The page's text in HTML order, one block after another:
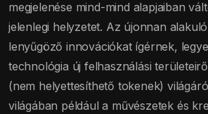
megjelenése mind-mind alapjaiban
jelenlegi helyzetet. Az újonnan
lenyűgöző innovációkat ígérnek,
technológia új felhasználási
(nem helyettesíthető tokenek)
világában például a művészetek és